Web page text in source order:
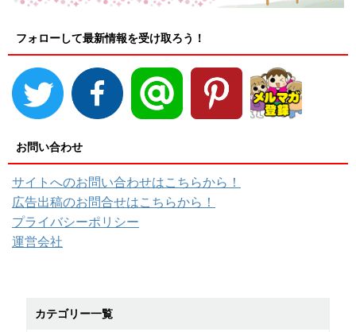
フォローして最新情報を受け取ろう！
お問い合わせ
サイトへのお問い合わせはこちらから！
広告出稿のお問合せはこちらから！
プライバシーポリシー
運営会社
カテゴリー一覧